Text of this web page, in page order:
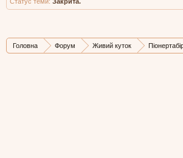
Головна Форум Живий куток